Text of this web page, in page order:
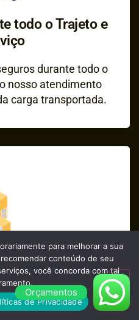
todo o Trajeto e
durante todo o
nosso atendimento
carga transportada.
Orçamentos
para melhorar a sua
conteúdo de seu
você concorda com tal
de Privacidade